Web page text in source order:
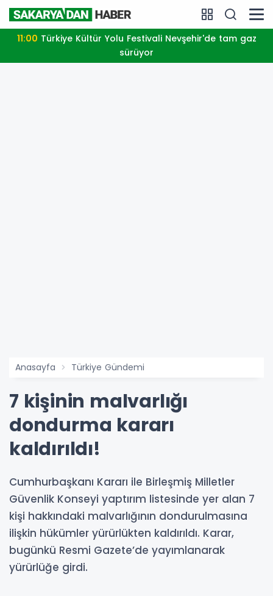
11:00
sürüyor
Anasayfa Türkiye Gündemi
7 kişinin malvarlığı
dondurma kararı
kaldırıldı!
Cumhurbaşkanı Kararı ile Birleşmiş Milletler
Güvenlik Konseyi yaptırım listesinde yer alan 7
kişi hakkındaki malvarlığının dondurulmasına
ilişkin hükümler yürürlükten kaldırıldı. Karar,
bugünkü Resmi Gazete’de yayımlanarak
yürürlüğe girdi.